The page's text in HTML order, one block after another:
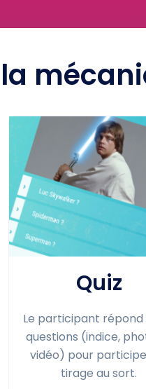
Quiz
Le participant répond
questions (indice,
vidéo) pour
tirage au sort.